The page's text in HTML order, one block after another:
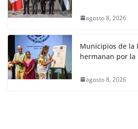
agosto 8, 2026
Municipios de la
hermanan por la
agosto 8, 2026